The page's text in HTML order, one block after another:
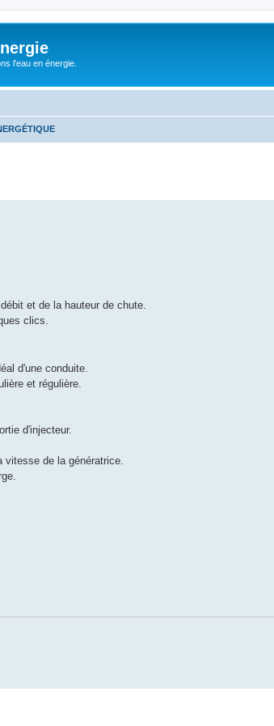
l'eau en énergie.
et de la hauteur de chute.
clics.
d'une conduite.
et régulière.
d'injecteur.
vitesse de la génératrice.